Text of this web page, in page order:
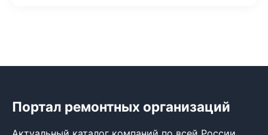
Портал ремонтных организаций